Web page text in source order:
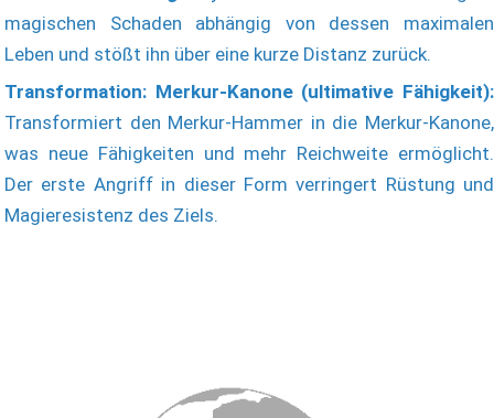
magischen Schaden abhängig von dessen maximalen
Leben und stößt ihn über eine kurze Distanz zurück.
Transformation: Merkur-Kanone (ultimative Fähigkeit):
Transformiert den Merkur-Hammer in die Merkur-Kanone,
was neue Fähigkeiten und mehr Reichweite ermöglicht.
Der erste Angriff in dieser Form verringert Rüstung und
Magieresistenz des Ziels.